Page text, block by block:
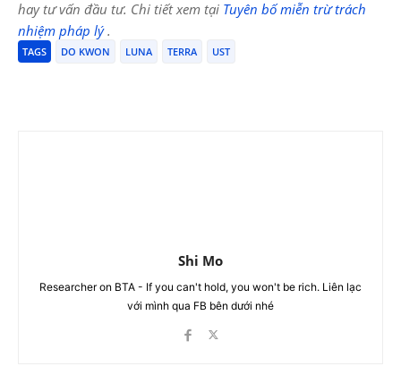
hay tư vấn đầu tư. Chi tiết xem tại Tuyên bố miễn trừ trách
nhiệm pháp lý.
TAGS DO KWON LUNA TERRA UST
Shi Mo
Researcher on BTA - If you can't hold, you won't be rich. Liên lạc
với mình qua FB bên dưới nhé